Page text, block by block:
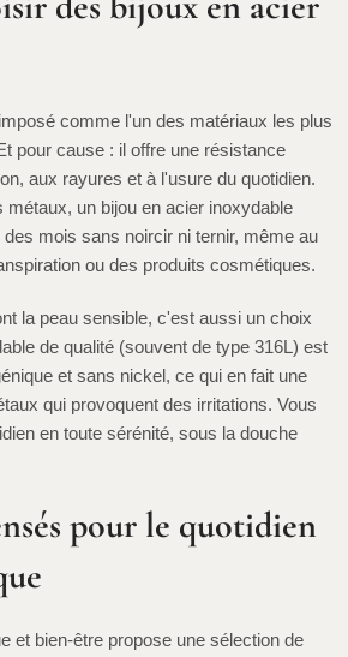
comme l'un des matériaux les plus
pour cause : il offre une résistance
aux rayures et à l'usure du quotidien.
métaux, un bijou en acier inoxydable
mois sans noircir ni ternir, même au
ou des produits cosmétiques.
la peau sensible, c'est aussi un choix
de qualité (souvent de type 316L) est
et sans nickel, ce qui en fait une
qui provoquent des irritations. Vous
en toute sérénité, sous la douche
pour le quotidien
et bien-être propose une sélection de